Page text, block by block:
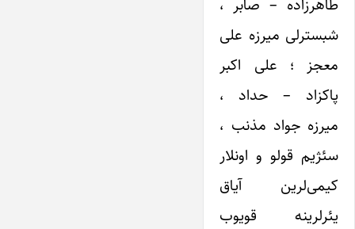
طاهرزاده – صابر ،
شبسترلی میرزه علی
معجز ؛ علی اکبر
پاکزاد – حداد ،
میرزه جواد مذنب ،
سئژیم قولو و اونلار
کیمی‌لرین آیاق
یئرلرینه قویوب